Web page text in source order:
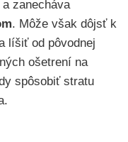
a zanecháva
. Môže však dôjsť k
líšiť od pôvodnej
ošetrení na
spôsobiť stratu